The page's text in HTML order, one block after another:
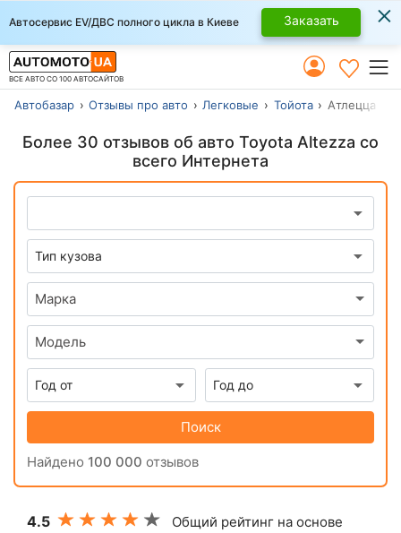
Автосервис EV/ДВС полного цикла в Киеве Заказать ×
ВСЕ АВТО СО 100 АВТОСАЙТОВ
Автобазар Отзывы про авто Легковые Тойота Атлецца
Более 30 отзывов об авто Toyota Altezza со
всего Интернета
Марка
Модель
Поиск
Найдено 100 000 отзывов
4.5
Общий рейтинг на основе